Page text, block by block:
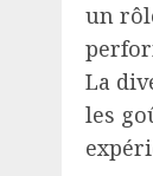
un
La
les